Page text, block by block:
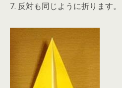
7. 反対も同じように折ります。